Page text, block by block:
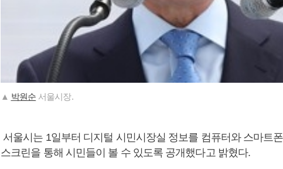
▲ 박원순 서울시장.
서울시는 1일부터 디지털 시민시장실 정보를 컴퓨터와 스마트
스크린을 통해 시민들이 볼 수 있도록 공개했다고 밝혔다.